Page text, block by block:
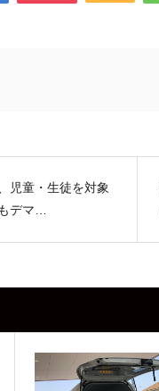
児童・生徒を対象
デマ…